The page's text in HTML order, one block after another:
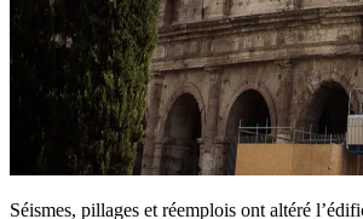
Séismes, pillages et réemplois ont altéré